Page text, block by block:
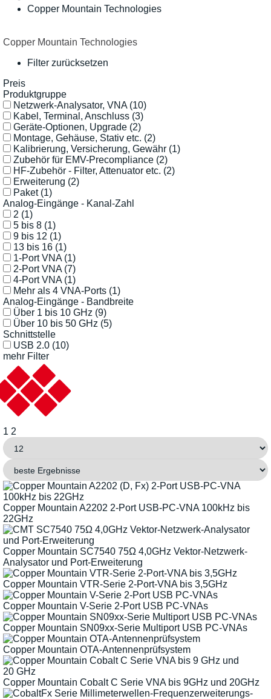
Copper Mountain Technologies
Copper Mountain Technologies
Filter zurücksetzen
Preis
Produktgruppe
Netzwerk-Analysator, VNA (10)
Kabel, Terminal, Anschluss (3)
Geräte-Optionen, Upgrade (2)
Montage, Gehäuse, Stativ etc. (2)
Kalibrierung, Versicherung, Gewähr (1)
Zubehör für EMV-Precompliance (2)
HF-Zubehör - Filter, Attenuator etc. (2)
Erweiterung (2)
Paket (1)
Analog-Eingänge - Kanal-Zahl
2 (1)
5 bis 8 (1)
9 bis 12 (1)
13 bis 16 (1)
1-Port VNA (1)
2-Port VNA (7)
4-Port VNA (1)
Mehr als 4 VNA-Ports (1)
Analog-Eingänge - Bandbreite
Über 1 bis 10 GHz (9)
Über 10 bis 50 GHz (5)
Schnittstelle
USB 2.0 (10)
mehr Filter
1 2
Copper Mountain A2202 2-Port USB-PC-VNA 100kHz bis
22GHz
Copper Mountain SC7540 75Ω 4,0GHz Vektor-Netzwerk-
Analysator und Port-Erweiterung
Copper Mountain VTR-Serie 2-Port-VNA bis 3,5GHz
Copper Mountain V-Serie 2-Port USB PC-VNAs
Copper Mountain SN09xx-Serie Multiport USB PC-VNAs
Copper Mountain OTA-Antennenprüfsystem
Copper Mountain Cobalt C Serie VNA bis 9GHz und 20GHz